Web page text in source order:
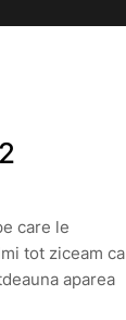
care le
tot ziceam ca
aparea